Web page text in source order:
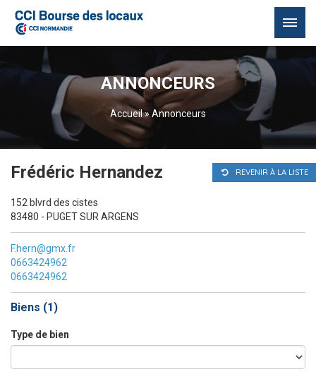
ANNONCEURS
Accueil»Annonceurs
REVENIR À LA LISTE
Frédéric Hernandez
152 blvrd des cistes
83480 - PUGET SUR ARGENS
F.hern@gmx.fr
0663424962
0663424962
Biens (1)
Type de bien